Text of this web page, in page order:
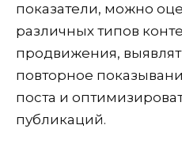
показатели, можно
различных типов
продвижения,
повторное
поста и
публикаций.